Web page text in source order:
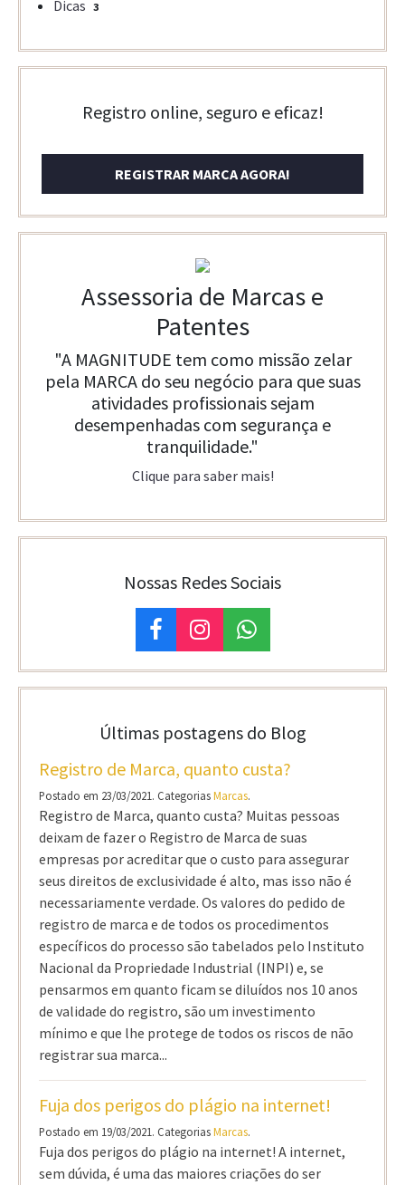
Dicas 3
Registro online, seguro e eficaz!
REGISTRAR MARCA AGORA!
Assessoria de Marcas e
Patentes
"A MAGNITUDE tem como missão zelar
pela MARCA do seu negócio para que suas
atividades profissionais sejam
desempenhadas com segurança e
tranquilidade."
Clique para saber mais!
Nossas Redes Sociais
Últimas postagens do Blog
Registro de Marca, quanto custa?
Postado em 23/03/2021. CategoriasMarcas.
Registro de Marca, quanto custa? Muitas pessoas
deixam de fazer o Registro de Marca de suas
empresas por acreditar que o custo para assegurar
seus direitos de exclusividade é alto, mas isso não é
necessariamente verdade. Os valores do pedido de
registro de marca e de todos os procedimentos
específicos do processo são tabelados pelo Instituto
Nacional da Propriedade Industrial (INPI) e, se
pensarmos em quanto ficam se diluídos nos 10 anos
de validade do registro, são um investimento
mínimo e que lhe protege de todos os riscos de não
registrar sua marca...
Fuja dos perigos do plágio na internet!
Postado em 19/03/2021. CategoriasMarcas.
Fuja dos perigos do plágio na internet! A internet,
sem dúvida, é uma das maiores criações do ser